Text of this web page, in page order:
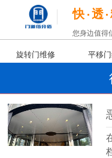
快 透
您身边值得
旋转门维修 平移